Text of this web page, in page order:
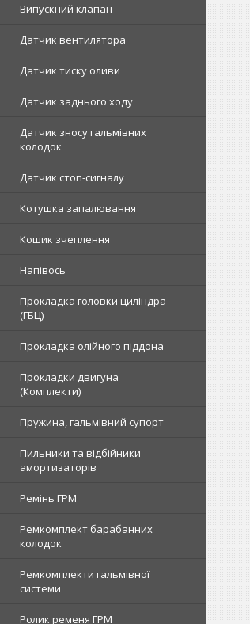
Випускний клапан
Датчик вентилятора
Датчик тиску оливи
Датчик заднього ходу
Датчик зносу гальмівних
колодок
Датчик стоп-сигналу
Котушка запалювання
Кошик зчеплення
Напівось
Прокладка головки циліндра
(ГБЦ)
Прокладка олійного піддона
Прокладки двигуна
(Комплекти)
Пружина, гальмівний супорт
Пильники та відбійники
амортизаторів
Ремінь ГРМ
Ремкомплект барабанних
колодок
Ремкомплекти гальмівної
системи
Ролик ременя ГРМ